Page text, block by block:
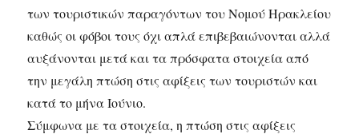
των τουριστικών παραγόντων του Νομού Ηρακλείου
καθώς οι φόβοι τους όχι απλά επιβεβαιώνονται αλλά
αυξάνονται μετά και τα πρόσφατα στοιχεία από
την μεγάλη πτώση στις αφίξεις των τουριστών και
κατά το μήνα Ιούνιο.
Σύμφωνα με τα στοιχεία, η πτώση στις αφίξεις